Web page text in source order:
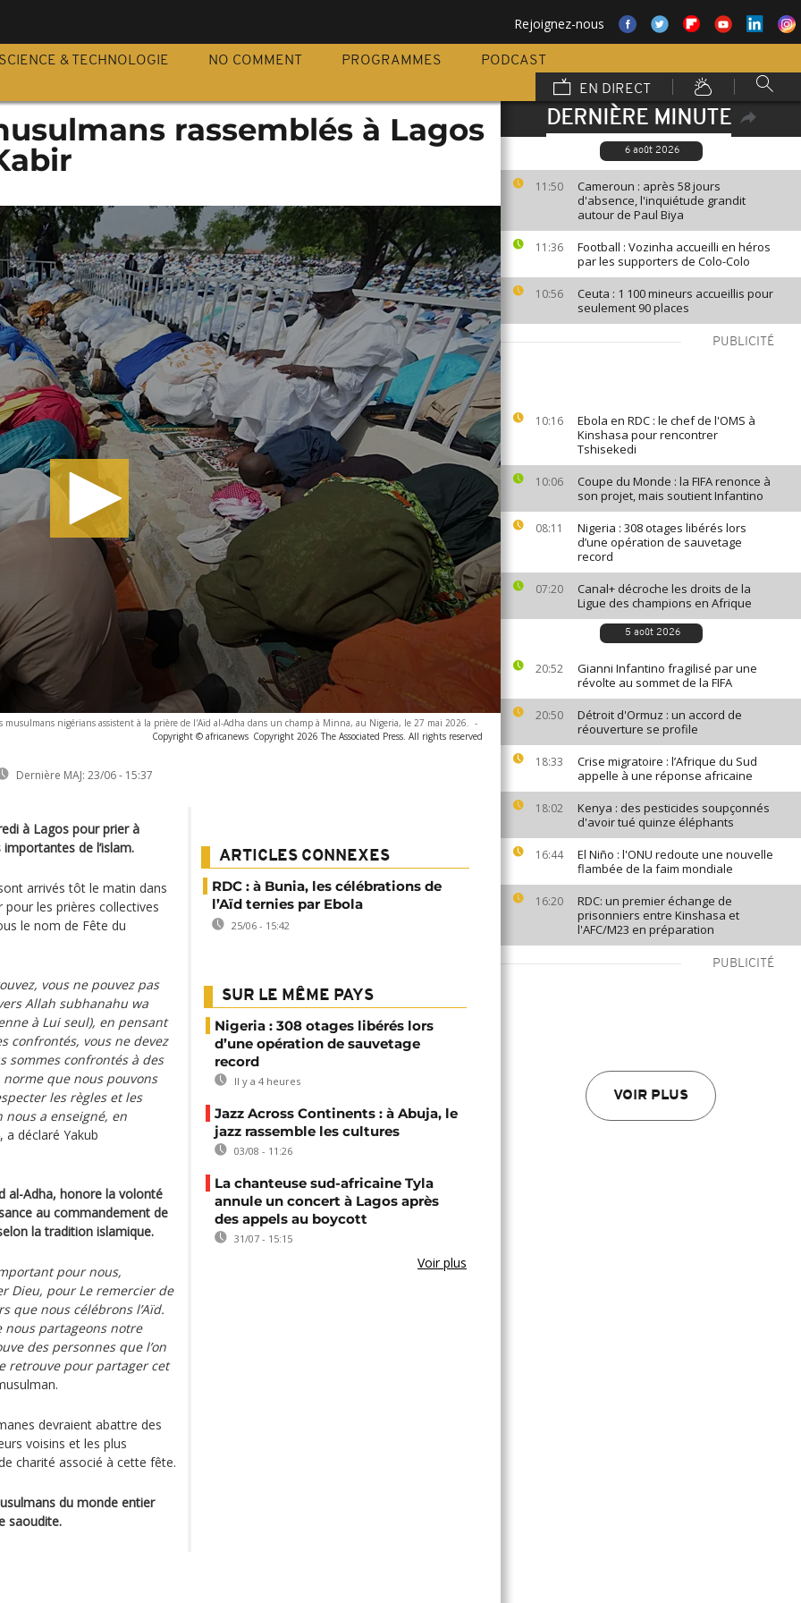
Rejoignez-nous
SCIENCE & TECHNOLOGIE NO COMMENT PROGRAMMES
PODCAST
EN DIRECT
DERNIÈRE MINUTE
6 août 2026
11:50
Cameroun : après 58 jours
d'absence, l'inquiétude grandit
autour de Paul Biya
11:36
Football : Vozinha accueilli en héros
par les supporters de Colo-Colo
10:56
Ceuta : 1 100 mineurs accueillis pour
seulement 90 places
PUBLICITÉ
10:16
Ebola en RDC : le chef de l'OMS à
Kinshasa pour rencontrer
Tshisekedi
10:06
Coupe du Monde : la FIFA renonce à
son projet, mais soutient Infantino
08:11
Nigeria : 308 otages libérés lors
d’une opération de sauvetage
record
07:20
Canal+ décroche les droits de la
Ligue des champions en Afrique
5 août 2026
20:52
Gianni Infantino fragilisé par une
révolte au sommet de la FIFA
20:50
Détroit d'Ormuz : un accord de
réouverture se profile
18:33
Crise migratoire : l’Afrique du Sud
appelle à une réponse africaine
18:02
Kenya : des pesticides soupçonnés
d'avoir tué quinze éléphants
16:44
El Niño : l'ONU redoute une nouvelle
flambée de la faim mondiale
16:20
RDC: un premier échange de
prisonniers entre Kinshasa et
l'AFC/M23 en préparation
PUBLICITÉ
VOIR PLUS
rassemblés à Lagos
musulmans nigérians assistent à la prière de l'Aïd al-Adha dans un champ à Minna, au Nigeria, le 27 mai 2026. -
Copyright © africanews Copyright 2026 The Associated Press. All rights reserved
Dernière MAJ: 23/06 - 15:37
à Lagos pour prier à
importantes de l’islam.
arrivés tôt le matin dans
les prières collectives
le nom de Fête du
vous ne pouvez pas
Allah subhanahu wa
à Lui seul), en pensant
confrontés, vous ne devez
sommes confrontés à des
que nous pouvons
les règles et les
nous a enseigné, en
, a déclaré Yakub
al-Adha, honore la volonté
au commandement de
la tradition islamique.
pour nous,
Dieu, pour Le remercier de
que nous célébrons l’Aïd.
partageons notre
des personnes que l’on
retrouve pour partager cet
devraient abattre des
voisins et les plus
charité associé à cette fête.
du monde entier
saoudite.
ARTICLES CONNEXES
RDC : à Bunia, les célébrations de
l’Aïd ternies par Ebola
25/06 - 15:42
SUR LE MÊME PAYS
Nigeria : 308 otages libérés lors
d’une opération de sauvetage
record
Il y a 4 heures
Jazz Across Continents : à Abuja, le
jazz rassemble les cultures
03/08 - 11:26
La chanteuse sud-africaine Tyla
annule un concert à Lagos après
des appels au boycott
31/07 - 15:15
Voir plus